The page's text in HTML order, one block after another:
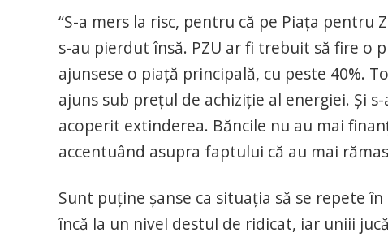
“S-a mers la risc, pentru că pe Piaţa pentru
s-au pierdut însă. PZU ar fi trebuit să fire o
ajunsese o piaţă principală, cu peste 40%.
ajuns sub preţul de achiziţie al energiei. Şi
acoperit extinderea. Băncile nu au mai
accentuând asupra faptului că au mai
Sunt puţine şanse ca situaţia să se repete
încă la un nivel destul de ridicat, iar uniii